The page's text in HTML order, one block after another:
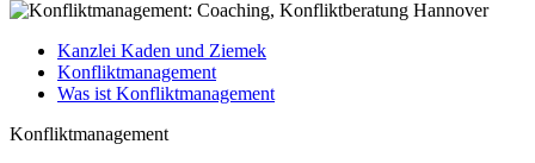
Kanzlei Kaden und Ziemek
Konfliktmanagement
Was ist Konfliktmanagement
Konfliktmanagement